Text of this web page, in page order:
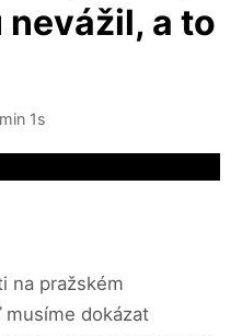
a to
1s
na pražském
dokázat